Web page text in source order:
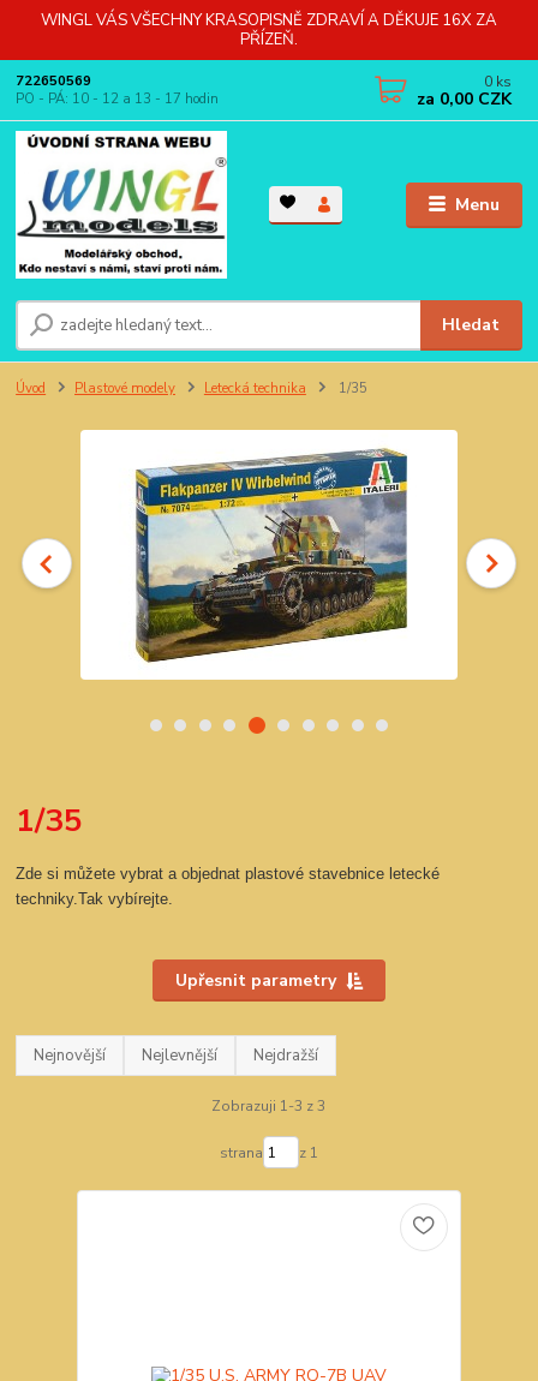
WINGL VÁS VŠECHNY KRASOPISNĚ ZDRAVÍ A DĚKUJE 16X ZA
PŘÍZEŇ.
Menu
Hledat
722650569
PO - PÁ: 10 - 12 a 13 - 17 hodin
0 ks
za 0,00 CZK
Úvod Plastové modely Letecká technika 1/35
1/35
Zde si můžete vybrat a objednat plastové stavebnice letecké
techniky.Tak vybírejte.
Upřesnit parametry
Nejnovější Nejlevnější Nejdražší
Zobrazuji 1-3 z 3
strana z 1